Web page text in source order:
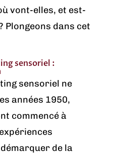
vont-elles, et est-
Plongeons dans cet
sensoriel :
sensoriel ne
années 1950,
commencé à
de la